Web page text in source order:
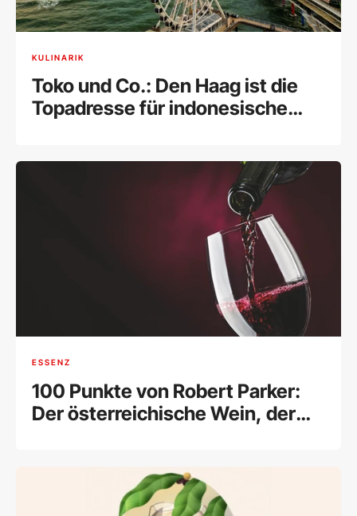
KULINARIK
Toko und Co.: Den Haag ist die
Topadresse für indonesische
ESSENZ
100 Punkte von Robert Parker:
Der österreichische Wein, der